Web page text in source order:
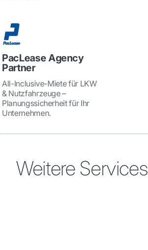
PacLease Agency
Partner
All-Inclusive-Miete für LKW
& Nutzfahrzeuge –
Planungssicherheit für Ihr
Unternehmen.
Weitere Services